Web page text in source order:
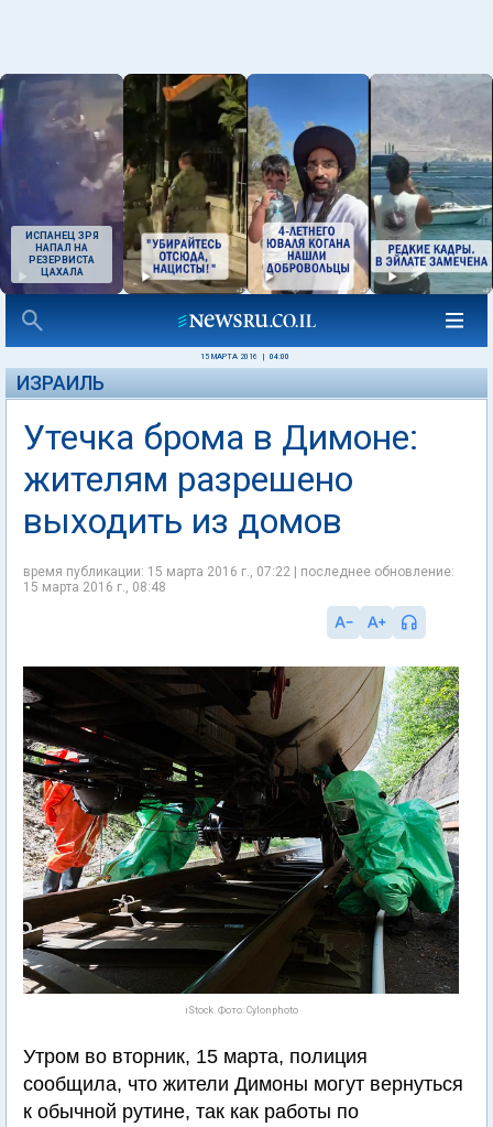
ИСПАНЕЦ ЗРЯ
НАПАЛ НА
РЕЗЕРВИСТА
ЦАХАЛА
15 МАРТА 2016 04:00
ИЗРАИЛЬ
Утечка брома в Димоне:
жителям разрешено
выходить из домов
время публикации: 15 марта 2016 г., 07:22 | последнее обновление:
15 марта 2016 г., 08:48
iStock. Фото: Cylonphoto
Утром во вторник, 15 марта, полиция
сообщила, что жители Димоны могут вернуться
к обычной рутине, так как работы по